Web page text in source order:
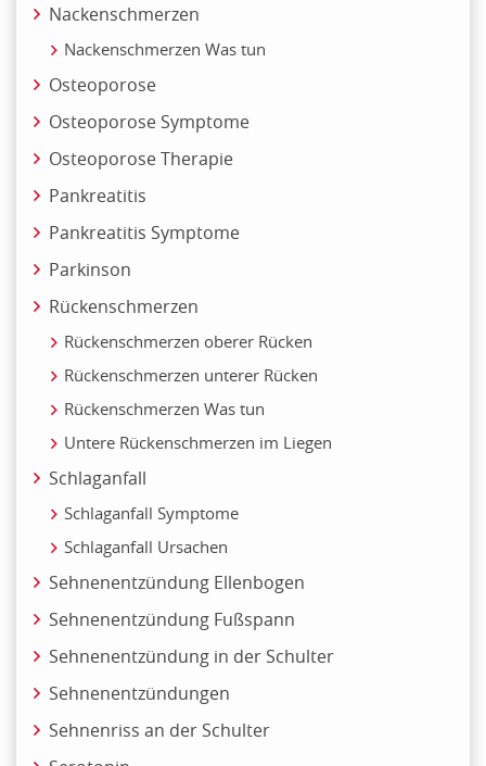
Nackenschmerzen
Nackenschmerzen Was tun
Osteoporose
Osteoporose Symptome
Osteoporose Therapie
Pankreatitis
Pankreatitis Symptome
Parkinson
Rückenschmerzen
Rückenschmerzen oberer Rücken
Rückenschmerzen unterer Rücken
Rückenschmerzen Was tun
Untere Rückenschmerzen im Liegen
Schlaganfall
Schlaganfall Symptome
Schlaganfall Ursachen
Sehnenentzündung Ellenbogen
Sehnenentzündung Fußspann
Sehnenentzündung in der Schulter
Sehnenentzündungen
Sehnenriss an der Schulter